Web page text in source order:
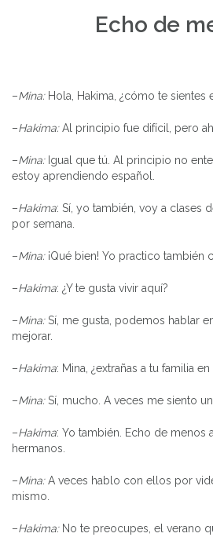
Echo de
–Mina:Hola, Hakima, ¿cómo te sientes
–Hakima:Al principio fue difícil, pero
–Mina: Igual que tú. Al principio no
estoy aprendiendo español.
–Hakima: Sí, yo también, voy a clases
por semana.
–Mina: ¡Qué bien! Yo practico también
–Hakima: ¿Y te gusta vivir aquí?
–Mina:Sí, me gusta, podemos hablar
mejorar.
–Hakima: Mina, ¿extrañas a tu familia
–Mina:Sí, mucho. A veces me siento
–Hakima: Yo también. Echo de menos
hermanos.
–Mina:A veces hablo con ellos por
mismo.
–Hakima: No te preocupes, el verano